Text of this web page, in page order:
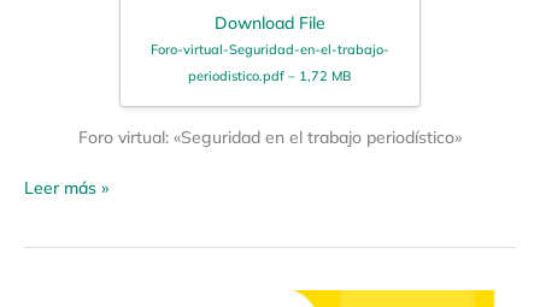
Download File
Foro-virtual-Seguridad-en-el-trabajo-
periodistico.pdf – 1,72 MB
Foro virtual: «Seguridad en el trabajo periodístico»
Leer más »